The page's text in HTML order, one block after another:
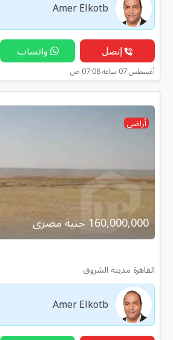
Amer Elkotb
إتصل واتساب
أغسطس 07 ساعه 07:08 ص
أراضى
160,000,000 جنية مصرى
القاهرة مدينة الشروق
Amer Elkotb